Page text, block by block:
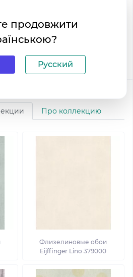
возможность создать
наших обоев. Закажите
магазине
Про коллекцию
Флизелиновые обои
Eijffinger Lino 379000
продовжити
Русский